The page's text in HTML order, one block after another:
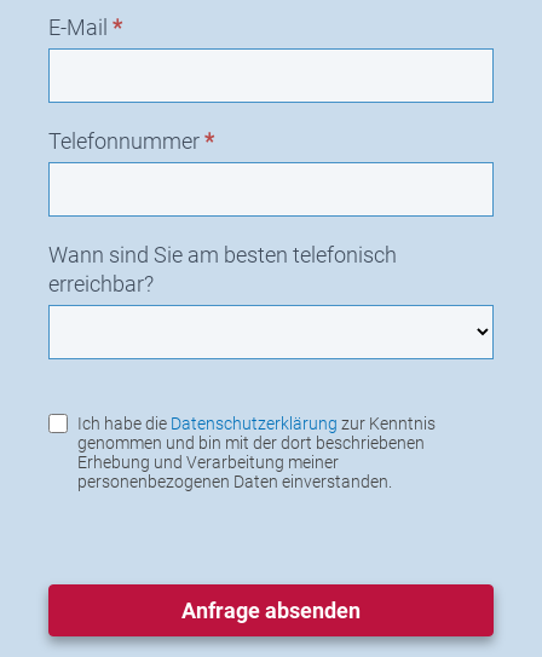
E-Mail *
Telefonnummer*
Wann sind Sie am besten telefonisch
erreichbar?
Ich habe die Datenschutzerklärung zur Kenntnis
genommen und bin mit der dort beschriebenen
Erhebung und Verarbeitung meiner
personenbezogenen Daten einverstanden.
Anfrage absenden